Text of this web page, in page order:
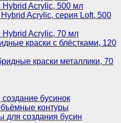
Hybrid Acrylic, 500 мл
Acrylic, серия Loft, 500
Hybrid Acrylic, 70 мл
краски с блёстками, 120
краски металлики, 70
бусинок
контуры
для создания бусин